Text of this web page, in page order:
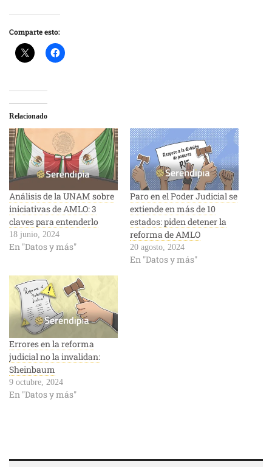
Comparte esto:
Relacionado
Análisis de la UNAM sobre
iniciativas de AMLO: 3
claves para entenderlo
18 junio, 2024
En "Datos y más"
Paro en el Poder Judicial se
extiende en más de 10
estados: piden detener la
reforma de AMLO
20 agosto, 2024
En "Datos y más"
Errores en la reforma
judicial no la invalidan:
Sheinbaum
9 octubre, 2024
En "Datos y más"